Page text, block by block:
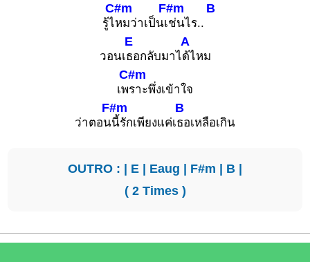
รู้ไ
C#m
หมว่าเป็นเ
F#m
ช่นไร..
B
วอนเ
E
ธอกลับมาไ
A
ด้ไหม
เพ
C#m
ราะพึ่งเข้าใจ
ว่าตอน
F#m
นี้รักเพียงแค่เ
B
ธอเหลือเกิน
OUTRO : | E | Eaug | F#m | B |
( 2 Times )